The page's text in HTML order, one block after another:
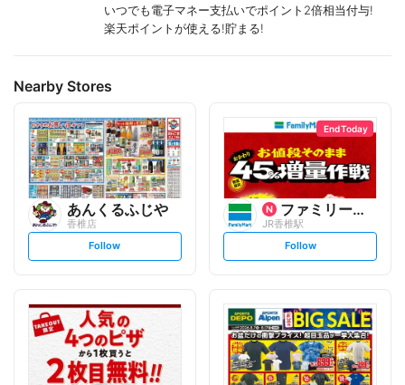
いつでも電子マネー支払いでポイント2倍相当付与!
楽天ポイントが使える!貯まる!
Nearby Stores
あんくるふじや
香椎店
s
t
l
o
w
Follow
End Today
ファミリーマート
JR香椎駅
s
t
o
w
Follow